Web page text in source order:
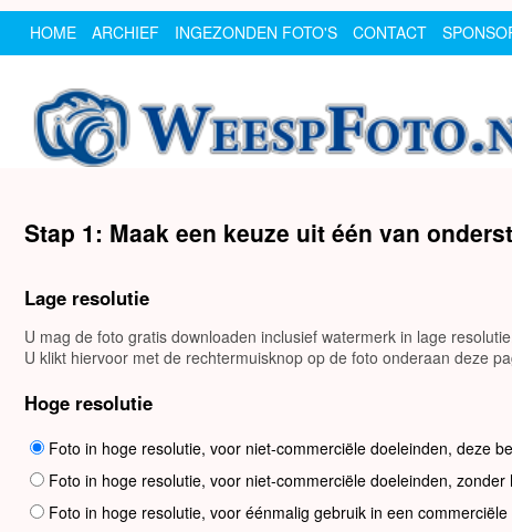
HOME ARCHIEF INGEZONDEN FOTO'S CONTACT
Stap 1: Maak een keuze uit één van
Lage resolutie
U mag de foto gratis downloaden inclusief watermerk in lage
U klikt hiervoor met de rechtermuisknop op de foto onderaan deze
Hoge resolutie
Foto in hoge resolutie, voor niet-commerciële doeleinden, deze
Foto in hoge resolutie, voor niet-commerciële doeleinden,
Foto in hoge resolutie, voor éénmalig gebruik in een